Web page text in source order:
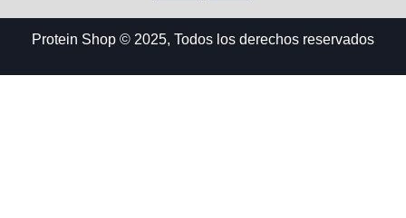
Protein Shop © 2025, Todos los derechos reservados